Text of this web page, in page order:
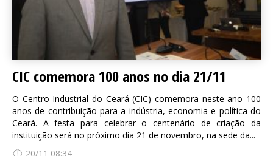
CIC comemora 100 anos no dia 21/11
O Centro Industrial do Ceará (CIC) comemora neste ano 100
anos de contribuição para a indústria, economia e política do
Ceará. A festa para celebrar o centenário de criação da
instituição será no próximo dia 21 de novembro, na sede da...
20/11 08:34